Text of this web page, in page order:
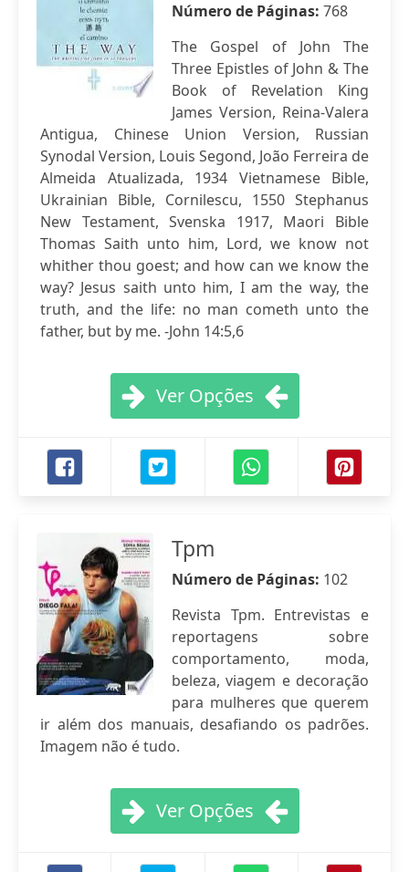
Número de Páginas: 768
The Gospel of John The
Three Epistles of John & The
Book of Revelation King
James Version, Reina-Valera
Antigua, Chinese Union Version, Russian
Synodal Version, Louis Segond, João Ferreira de
Almeida Atualizada, 1934 Vietnamese Bible,
Ukrainian Bible, Cornilescu, 1550 Stephanus
New Testament, Svenska 1917, Maori Bible
Thomas Saith unto him, Lord, we know not
whither thou goest; and how can we know the
way? Jesus saith unto him, I am the way, the
truth, and the life: no man cometh unto the
father, but by me. -John 14:5,6
Ver Opções
Tpm
Número de Páginas: 102
Revista Tpm. Entrevistas e
reportagens sobre
comportamento, moda,
beleza, viagem e decoração
para mulheres que querem
ir além dos manuais, desafiando os padrões.
Imagem não é tudo.
Ver Opções